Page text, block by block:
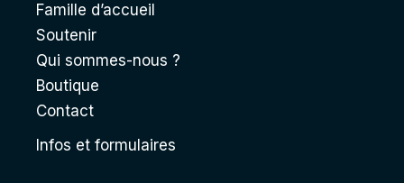
Famille d’accueil
Soutenir
Qui sommes-nous ?
Boutique
Contact
Infos et formulaires